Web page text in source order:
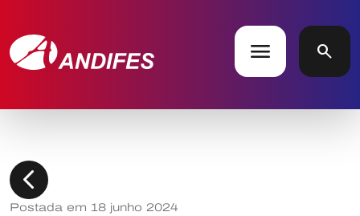
menu search
chevron_left
Postada em 18 junho 2024